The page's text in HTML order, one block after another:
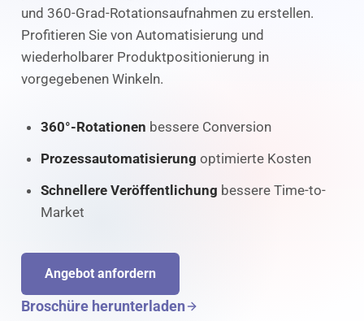
und 360-Grad-Rotationsaufnahmen zu erstellen.
Profitieren Sie von Automatisierung und
wiederholbarer Produktpositionierung in
vorgegebenen Winkeln.
360°-Rotationen bessere Conversion
Prozessautomatisierung optimierte Kosten
Schnellere Veröffentlichung bessere Time-to-
Market
Angebot anfordern
Broschüre herunterladen